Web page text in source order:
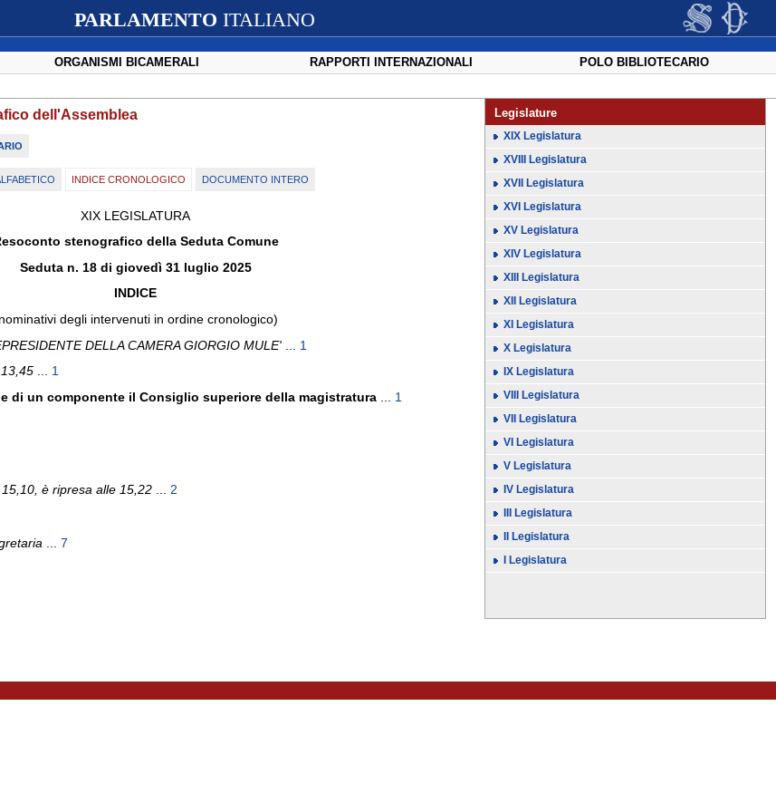
PARLAMENTO ITALIANO
ORGANISMI BICAMERALI RAPPORTI INTERNAZIONALI POLO BIBLIOTECARIO
dell'Assemblea
INDICE CRONOLOGICO DOCUMENTO INTERO
XIX LEGISLATURA
stenografico della Seduta Comune
Seduta n. 18 di giovedì 31 luglio 2025
INDICE
degli intervenuti in ordine cronologico)
DELLA CAMERA GIORGIO MULE'... 1
... 1
di un componente il Consiglio superiore della magistratura... 1
è ripresa alle 15,22... 2
7
Legislature
XIX Legislatura
XVIII Legislatura
XVII Legislatura
XVI Legislatura
XV Legislatura
XIV Legislatura
XIII Legislatura
XII Legislatura
XI Legislatura
X Legislatura
IX Legislatura
VIII Legislatura
VII Legislatura
VI Legislatura
V Legislatura
IV Legislatura
III Legislatura
II Legislatura
I Legislatura